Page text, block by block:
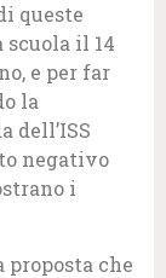
queste
il 14
e per far
la
dell’ISS
negativo
i
che